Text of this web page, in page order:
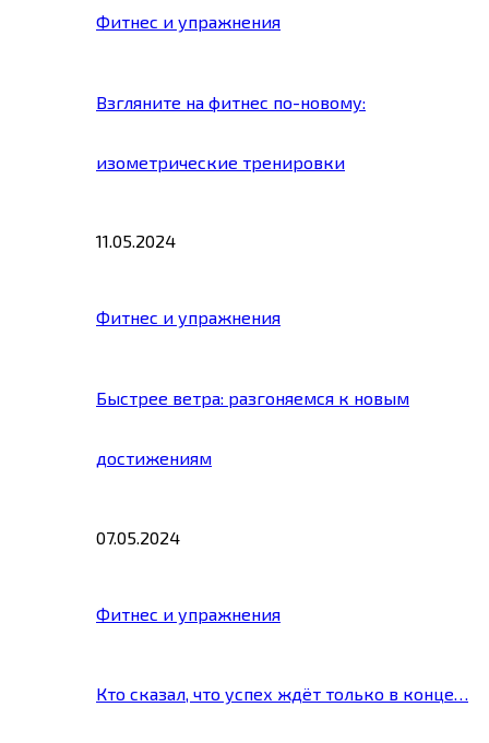
Фитнес и упражнения
Взгляните на фитнес по-новому:
изометрические тренировки
11.05.2024
Фитнес и упражнения
Быстрее ветра: разгоняемся к новым
достижениям
07.05.2024
Фитнес и упражнения
Кто сказал, что успех ждёт только в конце…